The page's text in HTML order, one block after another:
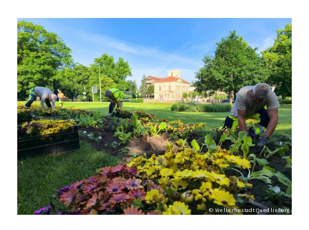
© Welterbestadt Quedlinburg